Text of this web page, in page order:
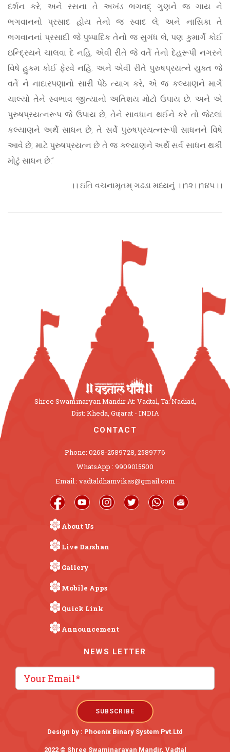
દર્શન કરે; અને રસના તે અખંડ ભગવદ્ ગુણને જ ગાય ને
ભગવાનનો પ્રસાદ હોય તેનો જ સ્વાદ લે; અને નાસિકા તે
ભગવાનનાં પ્રસાદી જે પુષ્પાદિક તેનો જ સુગંધ લે, પણ કુમાર્ગે કોઈ
ઇન્દ્રિયને ચાલવા દે નહિ. એવી રીતે જે વર્તે તેનો દેહરૂપી નગરને
વિષે હુકમ કોઈ ફેરવે નહિ. અને એવી રીતે પુરુષપ્રયત્ને યુક્ત જે
વર્તે ને નાદારપણાનો સારી પેઠે ત્યાગ કરે, એ જ કલ્યાણને માર્ગે
ચાલ્યો તેને સ્વભાવ જીત્યાનો અતિશય મોટો ઉપાય છે. અને એ
પુરુષપ્રયત્નરૂપ જે ઉપાય છે, તેને સાવધાન થઈને કરે તો જેટલાં
કલ્યાણને અર્થે સાધન છે, તે સર્વે પુરુષપ્રયત્નરૂપી સાધનને વિષે
આવે છે; માટે પુરુષપ્રયત્ન છે તે જ કલ્યાણને અર્થે સર્વ સાધન થકી
મોટું સાધન છે.”
।। ઇતિ વચનામૃતમ્ ગઢડા મધ્યનું ।।૧૨।।૧૪૫।।
Shree Swaminaryan Mandir At: Vadtal, Ta: Nadiad,
Dist: Kheda, Gujarat - INDIA
CONTACT
Phone: 0268-2589728, 2589776
WhatsApp : 9909015500
Email : vadtaldhamvikas@gmail.com
About Us
Live Darshan
Gallery
Mobile Apps
Quick Link
Announcement
NEWS LETTER
Design by : Phoenix Binary System Pvt.Ltd
2022 © Shree Swaminarayan Mandir, Vadtal